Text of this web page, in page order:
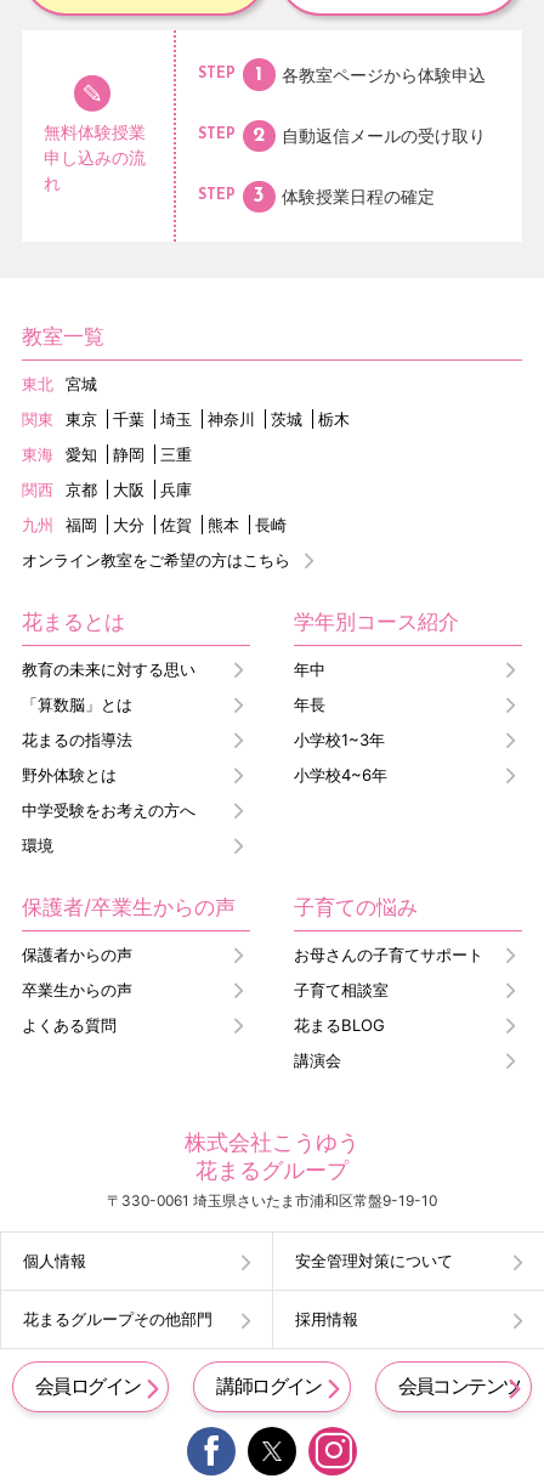
無料体験授業
申し込みの流
れ
STEP 各教室ページから体験申込
STEP 自動返信メールの受け取り
STEP 体験授業日程の確定
教室一覧
東北
宮城
関東
東京 千葉 埼玉 神奈川 茨城
栃木
東海
愛知 静岡
三重
関西
京都 大阪
兵庫
九州
福岡 大分 佐賀 熊本
長崎
オンライン教室をご希望の方はこちら
花まるとは
教育の未来に対する思い
「算数脳」とは
花まるの指導法
野外体験とは
中学受験をお考えの方へ
環境
学年別コース紹介
年中
年長
小学校1~3年
小学校4~6年
保護者/卒業生からの声
保護者からの声
卒業生からの声
よくある質問
子育ての悩み
お母さんの子育てサポート
子育て相談室
花まるBLOG
講演会
株式会社こうゆう
花まるグループ
〒330-0061 埼玉県さいたま市浦和区常盤9-19-10
個人情報 安全管理対策について
花まるグループその他部門 採用情報
会員ログイン 講師ログイン 会員コンテンツ
 